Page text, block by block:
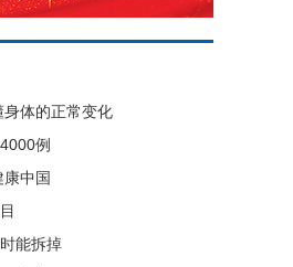
体的正常变化
例
中国
能拆掉